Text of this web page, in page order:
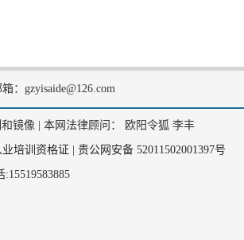
：gzyisaide@126.com
镜像 | 本网法律顾问： 欧阳令狐 李丰
培训资格证 贵公网安备 52011502001397号